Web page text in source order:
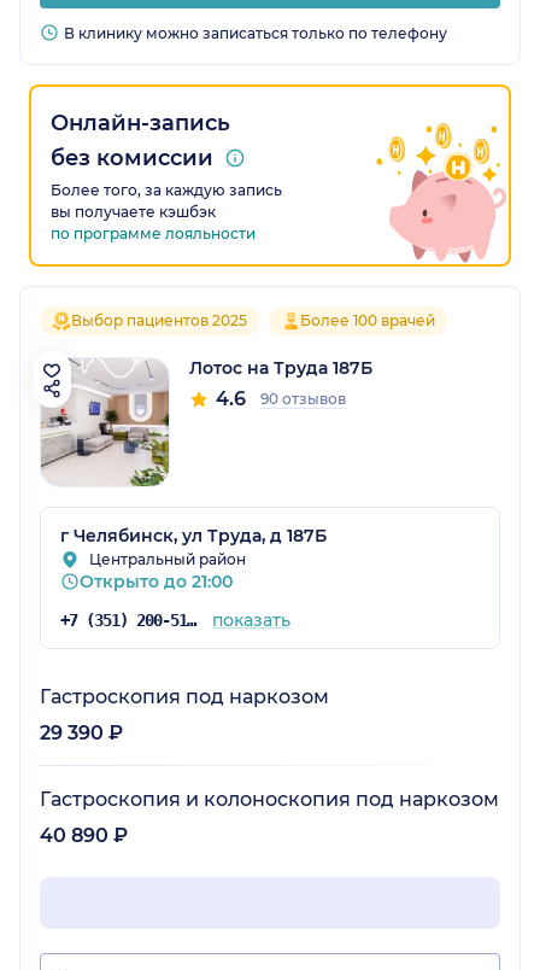
В клинику можно записаться только по телефону
Онлайн-запись
без комиссии
Более того, за каждую запись
вы получаете кэшбэк
по программе лояльности
Выбор пациентов 2025 Более 100 врачей
Лотос на Труда 187Б
4.6 90 отзывов
г Челябинск, ул Труда, д 187Б
Центральный район
Открыто до 21:00
+7 (351) 200-51-58 показать
Гастроскопия под наркозом
29 390 ₽
Гастроскопия и колоноскопия под наркозом
40 890 ₽